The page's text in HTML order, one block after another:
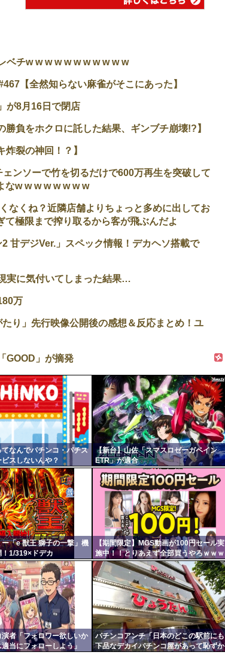
ベチw w w w w w w w w w w
【全然知らない麻雀がそこにあった】
が8月16日で閉店
負をホクロに託した結果、ギンブチ崩壊!?】
裂の神回！？】
ンソーで竹を切るだけで600万再生を突破して
なw w w w w w w w
なくね？近隣店舗よりちょっと多めに出してお
極限まで搾り取るから客が飛ぶんだよ
甘デジVer.」スペック情報！デカヘソ搭載で
実に気付いてしまった結果…
万
り」先行映像公開後の感想＆反応まとめ！ユ
GOOD」が摘発
なんでパチンコ・パチス
スしないんや？
【新台】山佐「スマスロゼーガペイン
ETR」が適合
「e 獣王 獅子の一撃」機
1/319×ドデカ
右の1/2で平均9,800個のサ
入
【期間限定】MGS動画が100円セール実
施中！！とりあえず全部買うやろｗｗｗ
ｗｗ
者「フォロワー欲しいか
当にフォローしよう」
パチンコアンチ「日本のどこの駅前にも
下品なデカイパチンコ屋があって恥ずか